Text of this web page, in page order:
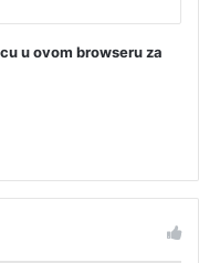
u ovom browseru za